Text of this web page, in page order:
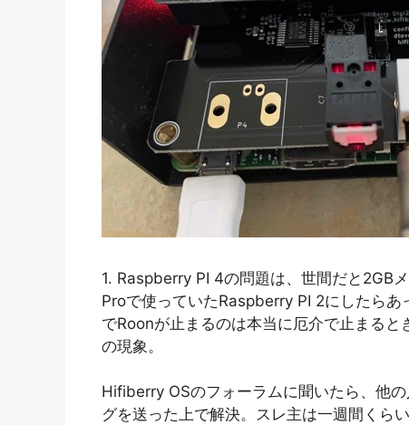
1. Raspberry PI 4の問題は、世間だと2GB
Proで使っていたRaspberry PI 2にしたら
でRoonが止まるのは本当に厄介で止まる
の現象。
Hifiberry OSのフォーラムに聞いたら、他
グを送った上で解決。スレ主は一週間くら